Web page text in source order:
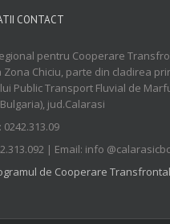
CONTACT
pentru Cooperare
Zona Chiciu, parte din cladirea
Public Transport Fluvial de
jud.Calarasi
| Email: info
de Cooperare